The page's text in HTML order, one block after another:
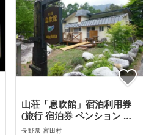
山荘「息吹館」宿泊利用券
(旅行 宿泊券 ペンション コ
テージ 山荘 リゾート チケ
長野県 宮田村